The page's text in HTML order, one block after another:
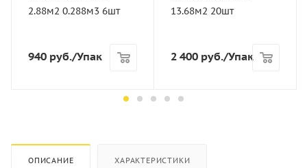
Толщина, мм
600 мм
Длина, м
800
2.88м2 0.288м3 6шт
940 руб./Упак
Ширина, мм
14,4 м2
200 кПа
Вес, кг
13.68м2 20шт
2 400 руб./Упак
ОПИСАНИЕ ХАРАКТЕРИСТИКИ